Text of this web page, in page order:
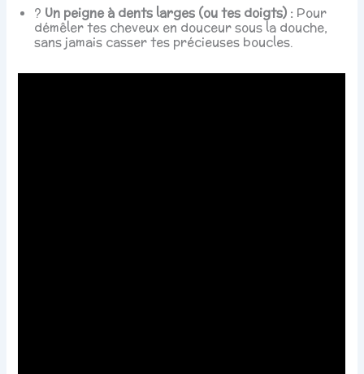
? Un peigne à dents larges (ou tes doigts) : Pour
démêler tes cheveux en douceur sous la douche,
sans jamais casser tes précieuses boucles.